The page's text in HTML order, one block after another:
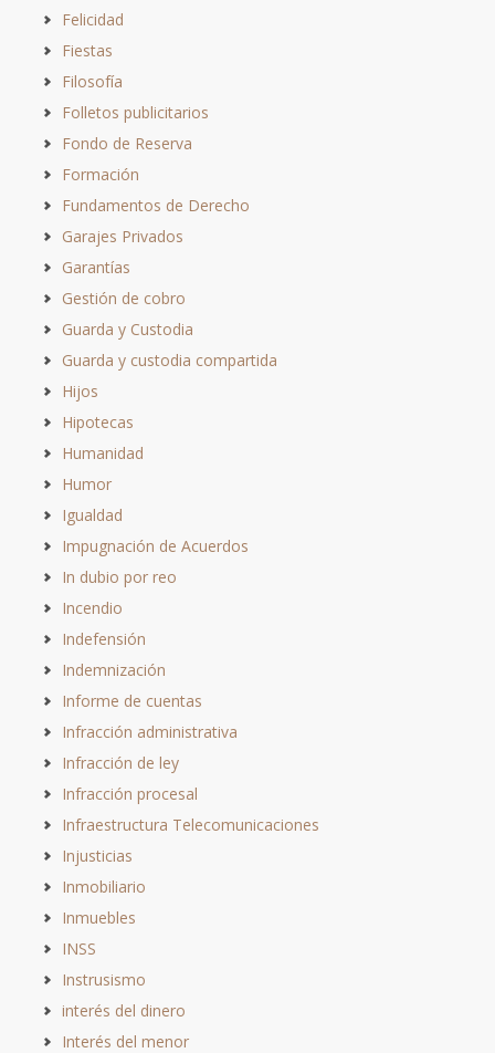
Felicidad
Fiestas
Filosofía
Folletos publicitarios
Fondo de Reserva
Formación
Fundamentos de Derecho
Garajes Privados
Garantías
Gestión de cobro
Guarda y Custodia
Guarda y custodia compartida
Hijos
Hipotecas
Humanidad
Humor
Igualdad
Impugnación de Acuerdos
In dubio por reo
Incendio
Indefensión
Indemnización
Informe de cuentas
Infracción administrativa
Infracción de ley
Infracción procesal
Infraestructura Telecomunicaciones
Injusticias
Inmobiliario
Inmuebles
INSS
Instrusismo
interés del dinero
Interés del menor